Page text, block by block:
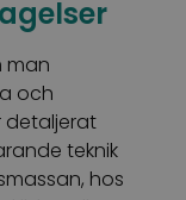
man
och
detaljerat
teknik
hos